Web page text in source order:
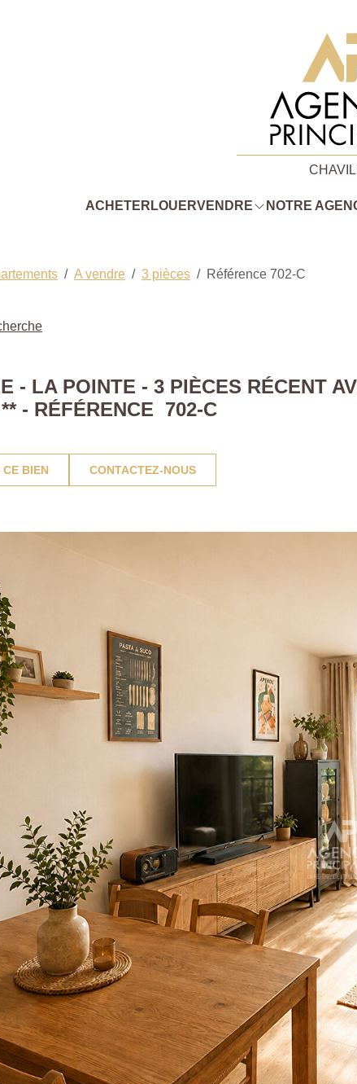
ACHETER LOUERVENDRE NOTRE
A vendre 3 pièces Référence 702-C
- LA POINTE - 3 PIÈCES RÉCENT
** - RÉFÉRENCE 702-C
CE BIEN CONTACTEZ-NOUS